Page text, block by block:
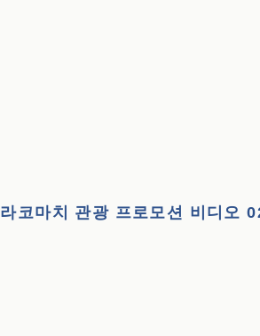
코마치 관광 프로모션 비디오